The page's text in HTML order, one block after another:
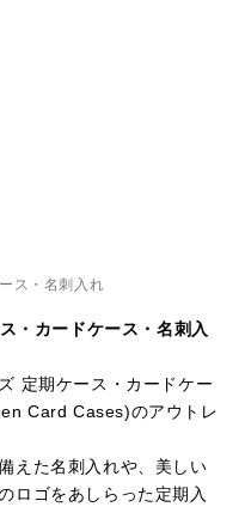
ス・名刺入れ
・カードケース・名刺入
定期ケース・カードケー
Card Cases)のアウトレ
えた名刺入れや、美しい
ロゴをあしらった定期入